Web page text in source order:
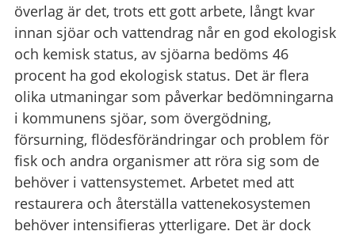
överlag är det, trots ett gott arbete, långt kvar
innan sjöar och vattendrag når en god ekologisk
och kemisk status, av sjöarna bedöms 46
procent ha god ekologisk status. Det är flera
olika utmaningar som påverkar bedömningarna
i kommunens sjöar, som övergödning,
försurning, flödesförändringar och problem för
fisk och andra organismer att röra sig som de
behöver i vattensystemet. Arbetet med att
restaurera och återställa vattenekosystemen
behöver intensifieras ytterligare. Det är dock